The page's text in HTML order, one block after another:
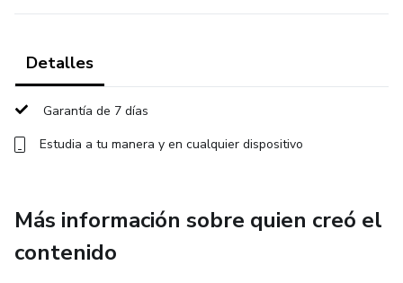
Detalles
Garantía de 7 días
Estudia a tu manera y en cualquier dispositivo
Más información sobre quien creó el
contenido